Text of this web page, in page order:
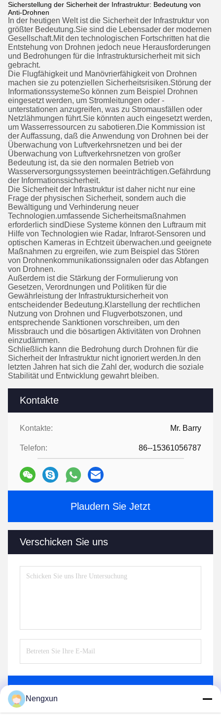
Kontakte
Kontakte: Mr. Barry
Telefon: 86--15361056787
Plaudern Sie Jetzt
Verschicken Sie uns
Sicherstellung der Sicherheit der Infrastruktur: Bedeutung von
Anti-Drohnen
In der heutigen Welt ist die Sicherheit der Infrastruktur von
größter Bedeutung.Sie sind die Lebensader der modernen
Gesellschaft.Mit den technologischen Fortschritten hat die
Entstehung von Drohnen jedoch neue Herausforderungen
und Bedrohungen für die Infrastruktursicherheit mit sich
gebracht.
Die Flugfähigkeit und Manövrierfähigkeit von Drohnen
machen sie zu potenziellen Sicherheitsrisiken.Störung der
InformationssystemeSo können zum Beispiel Drohnen
eingesetzt werden, um Stromleitungen oder -
unterstationen anzugreifen, was zu Stromausfällen oder
Netzlähmungen führt.Sie könnten auch eingesetzt werden,
um Wasserressourcen zu sabotieren.Die Kommission ist
der Auffassung, daß die Anwendung von Drohnen bei der
Überwachung von Luftverkehrsnetzen und bei der
Überwachung von Luftverkehrsnetzen von großer
Bedeutung ist, da sie den normalen Betrieb von
Wasserversorgungssystemen beeinträchtigen.Gefährdung
der Informationssicherheit.
Die Sicherheit der Infrastruktur ist daher nicht nur eine
Frage der physischen Sicherheit, sondern auch die
Bewältigung und Verhinderung neuer
Technologien.umfassende Sicherheitsmaßnahmen
erforderlich sindDiese Systeme können den Luftraum mit
Hilfe von Technologien wie Radar, Infrarot-Sensoren und
optischen Kameras in Echtzeit überwachen.und geeignete
Maßnahmen zu ergreifen, wie zum Beispiel das Stören
von Drohnenkommunikationssignalen oder das Abfangen
von Drohnen.
Außerdem ist die Stärkung der Formulierung von
Gesetzen, Verordnungen und Politiken für die
Gewährleistung der Infrastruktursicherheit von
entscheidender Bedeutung.Klarstellung der rechtlichen
Nutzung von Drohnen und Flugverbotszonen, und
entsprechende Sanktionen vorschreiben, um den
Missbrauch und die bösartigen Aktivitäten von Drohnen
einzudämmen.
Schließlich kann die Bedrohung durch Drohnen für die
Sicherheit der Infrastruktur nicht ignoriert werden.In den
letzten Jahren hat sich die Zahl der, wodurch die soziale
Stabilität und Entwicklung gewahrt bleiben.
Nengxun